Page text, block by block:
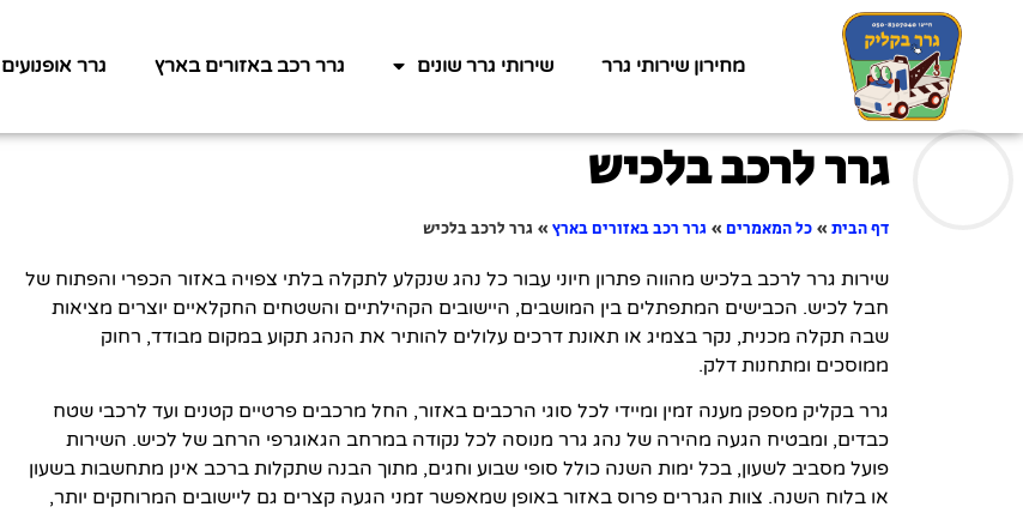
מחירון שירותי גרר שירותי גרר שונים גרר רכב באזורים בארץ גרר
גרר לרכב בלכיש
דף הבית » כל המאמרים » גרר רכב באזורים בארץ » גרר לרכב בלכיש
שירות גרר לרכב בלכיש מהווה פתרון חיוני עבור כל נהג שנקלע לתקלה בלתי צפויה באזור הכפרי והפתוח של
חבל לכיש. הכבישים המתפתלים בין המושבים, היישובים הקהילתיים והשטחים החקלאיים יוצרים מציאות
שבה תקלה מכנית, נקר בצמיג או תאונת דרכים עלולים להותיר את הנהג תקוע במקום מבודד, רחוק
ממוסכים ומתחנות דלק.
גרר בקליק מספק מענה זמין ומיידי לכל סוגי הרכבים באזור, החל מרכבים פרטיים קטנים ועד לרכבי שטח
כבדים, ומבטיח הגעה מהירה של נהג גרר מנוסה לכל נקודה במרחב הגאוגרפי הרחב של לכיש. השירות
פועל מסביב לשעון, בכל ימות השנה כולל סופי שבוע וחגים, מתוך הבנה שתקלות ברכב אינן מתחשבות בשעון
או בלוח השנה. צוות הגררים פרוס באזור באופן שמאפשר זמני הגעה קצרים גם ליישובים המרוחקים יותר,